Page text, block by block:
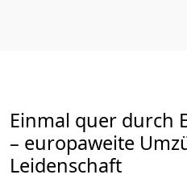
Einmal quer durch
– europaweite
Leidenschaft